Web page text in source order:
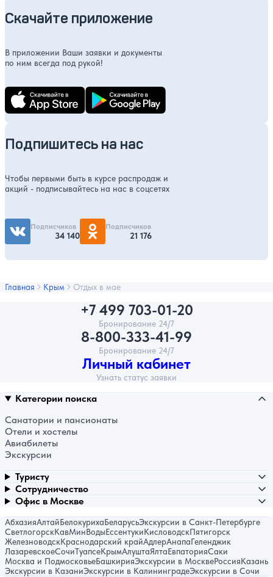
Скачайте приложение
В приложении Ваши заявки и документы
по ним всегда под рукой!
Подпишитесь на нас
Чтобы первыми быть в курсе распродаж и
акций - подписывайтесь на нас в соцсетях
Подписчиков
34 140
Подписчиков
21 176
Главная Крым Отдых в мае
+7 499 703-01-20
Бронирование 24/7
8-800-333-41-99
Бронирование 24/7
Личный кабинет
Узнать статус заявки
Категории поиска
Санатории и пансионаты
Отели и хостелы
Авиабилеты
Экскурсии
Туристу
Сотрудничество
Офис в Москве
АбхазияАлтайБелокурихаБеларусьЭкскурсии в Санкт-Петербурге
СветлогорскКавМинВодыЕссентукиКисловодскПятигорск
ЖелезноводскКраснодарский крайАдлерАнапаГеленджик
ЛазаревскоеСочиТуапсеКрымАлуштаЯлтаЕвпаторияСаки
Москва и ПодмосковьеБашкирияЭкскурсии в МосквеРоссияКазань
Экскурсии в КазаниЭкскурсии в КалининградеЭкскурсии в Сочи